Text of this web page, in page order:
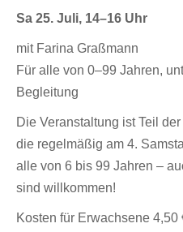
Sa 25. Juli, 14–16 Uhr
mit Farina Graßmann
Für alle von 0–99 Jahren,
Begleitung
Die Veranstaltung ist Teil
die regelmäßig am 4.
alle von 6 bis 99 Jahren –
sind willkommen!
Kosten für Erwachsene